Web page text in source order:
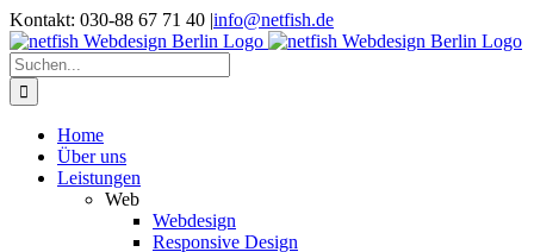
Zum
Inhalt
springen
Kontakt: 030-88 67 71 40 |info@netfish.de
Suche
nach:
Home
Über uns
Leistungen
Web
Webdesign
Responsive Design